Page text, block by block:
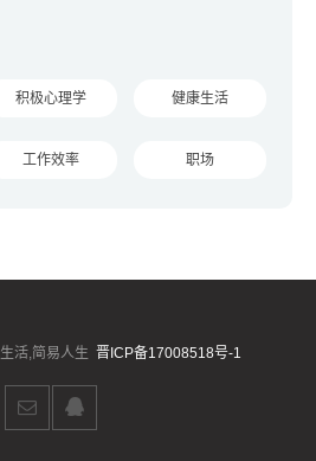
积极心理学 健康生活
工作效率 职场
活,简易人生 晋ICP备17008518号-1